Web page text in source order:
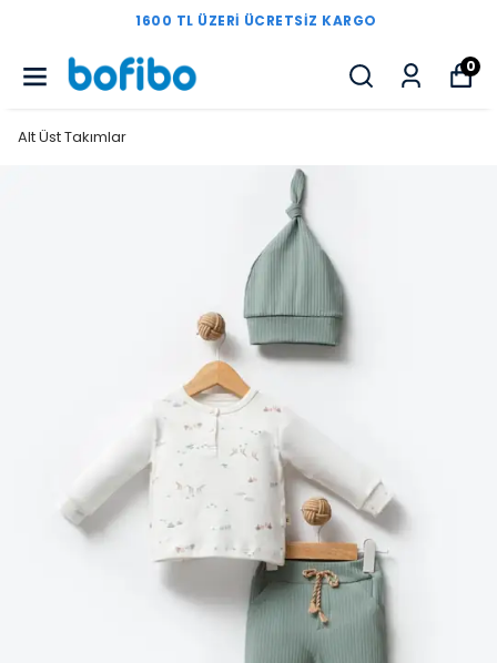
1600 TL ÜZERI ÜCRETSIZ KARGO
0
Alt Üst Takımlar